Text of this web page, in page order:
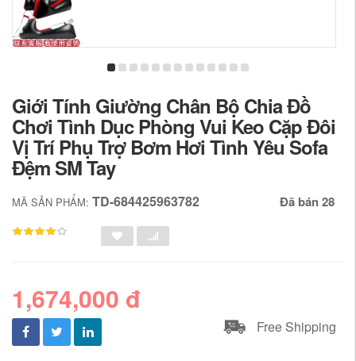
Giới Tính Giường Chân Bộ Chia Đồ
Chơi Tình Dục Phòng Vui Keo Cặp Đôi
Vị Trí Phụ Trợ Bơm Hơi Tình Yêu Sofa
Đệm SM Tay
MÃ SẢN PHẨM: TD-684425963782 Đã bán 28
1,674,000 đ
Free Shipping